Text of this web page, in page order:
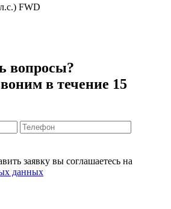
FWD
вопросы?
в течение 15
заявку вы соглашаетесь на
данных